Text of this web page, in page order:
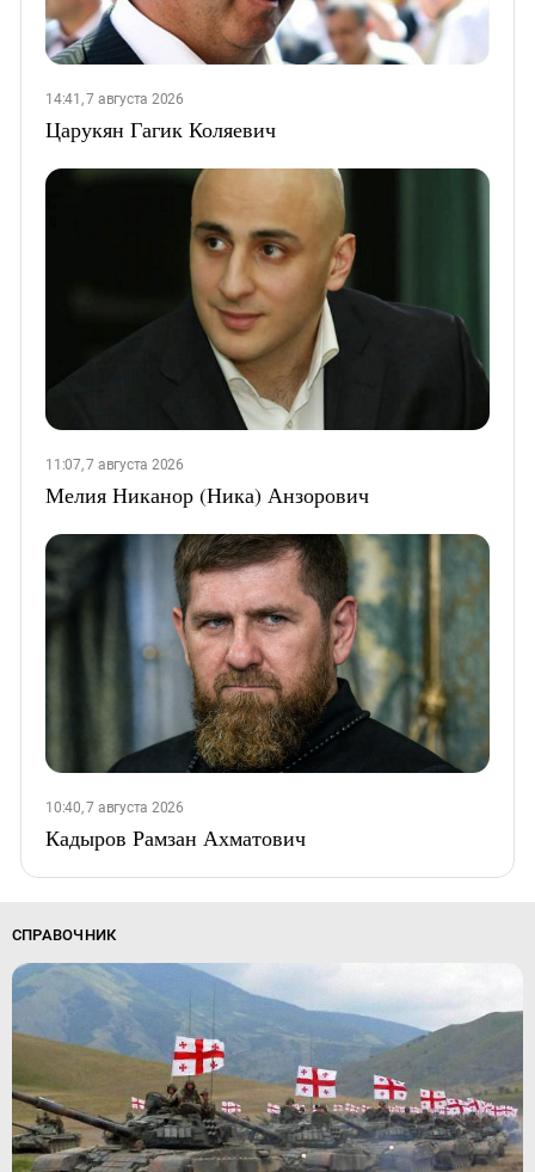
14:41, 7 августа 2026
Царукян Гагик Коляевич
11:07, 7 августа 2026
Мелия Никанор (Ника) Анзорович
10:40, 7 августа 2026
Кадыров Рамзан Ахматович
СПРАВОЧНИК